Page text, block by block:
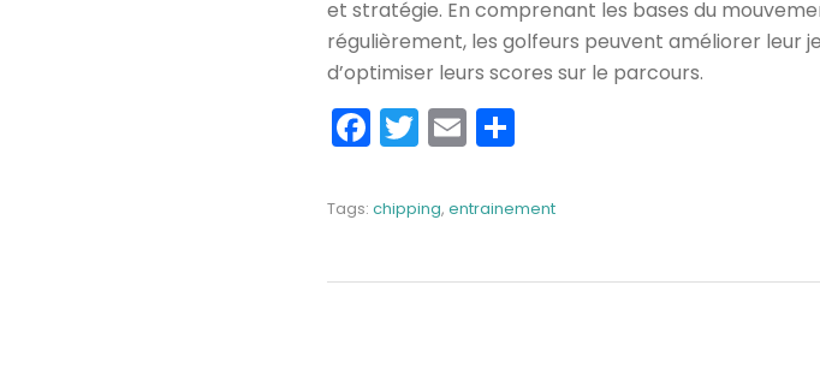
et stratégie. En comprenant les bases du
régulièrement, les golfeurs peuvent améliorer leur
d’optimiser leurs scores sur le parcours.
Facebook
Twitter
Email
Tags: chipping, entrainement